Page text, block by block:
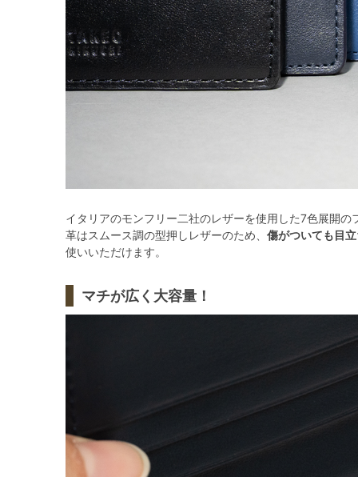
イタリアのモンフリー二社のレザーを使用した7色展開の
革はスムース調の型押しレザーのため、 傷がついても目
使いいただけます。
マチが広く大容量！